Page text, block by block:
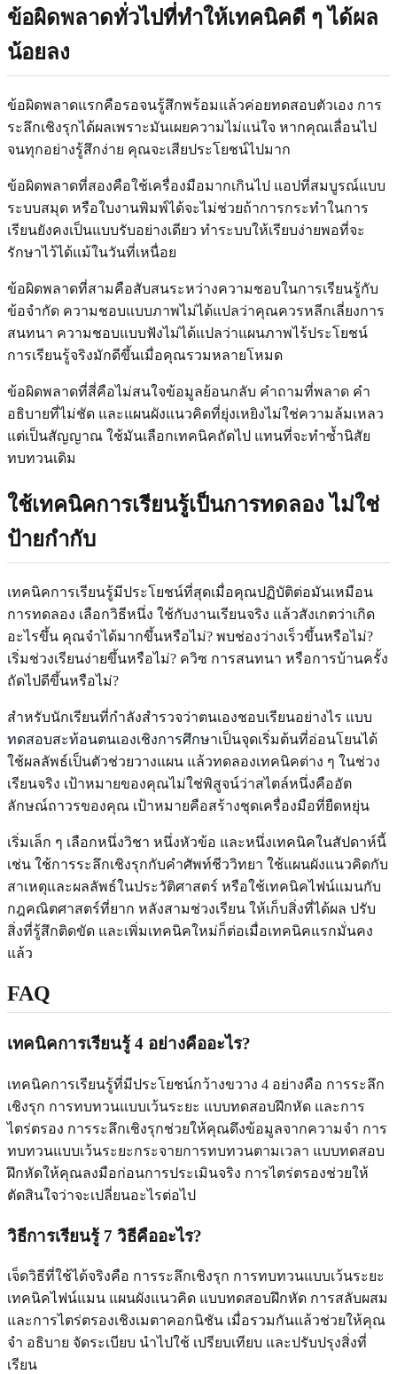
ข้อผิดพลาดทั่วไปที่ทำให้เทคนิคดี ๆ ได้ผล
น้อยลง
ข้อผิดพลาดแรกคือรอจนรู้สึกพร้อมแล้วค่อยทดสอบตัวเอง การ
ระลึกเชิงรุกได้ผลเพราะมันเผยความไม่แน่ใจ หากคุณเลื่อนไป
จนทุกอย่างรู้สึกง่าย คุณจะเสียประโยชน์ไปมาก
ข้อผิดพลาดที่สองคือใช้เครื่องมือมากเกินไป แอปที่สมบูรณ์แบบ
ระบบสมุด หรือใบงานพิมพ์ได้จะไม่ช่วยถ้าการกระทำในการ
เรียนยังคงเป็นแบบรับอย่างเดียว ทำระบบให้เรียบง่ายพอที่จะ
รักษาไว้ได้แม้ในวันที่เหนื่อย
ข้อผิดพลาดที่สามคือสับสนระหว่างความชอบในการเรียนรู้กับ
ข้อจำกัด ความชอบแบบภาพไม่ได้แปลว่าคุณควรหลีกเลี่ยงการ
สนทนา ความชอบแบบฟังไม่ได้แปลว่าแผนภาพไร้ประโยชน์
การเรียนรู้จริงมักดีขึ้นเมื่อคุณรวมหลายโหมด
ข้อผิดพลาดที่สี่คือไม่สนใจข้อมูลย้อนกลับ คำถามที่พลาด คำ
อธิบายที่ไม่ชัด และแผนผังแนวคิดที่ยุ่งเหยิงไม่ใช่ความล้มเหลว
แต่เป็นสัญญาณ ใช้มันเลือกเทคนิคถัดไป แทนที่จะทำซ้ำนิสัย
ทบทวนเดิม
ใช้เทคนิคการเรียนรู้เป็นการทดลอง ไม่ใช่
ป้ายกำกับ
เทคนิคการเรียนรู้มีประโยชน์ที่สุดเมื่อคุณปฏิบัติต่อมันเหมือน
การทดลอง เลือกวิธีหนึ่ง ใช้กับงานเรียนจริง แล้วสังเกตว่าเกิด
อะไรขึ้น คุณจำได้มากขึ้นหรือไม่? พบช่องว่างเร็วขึ้นหรือไม่?
เริ่มช่วงเรียนง่ายขึ้นหรือไม่? ควิซ การสนทนา หรือการบ้านครั้ง
ถัดไปดีขึ้นหรือไม่?
สำหรับนักเรียนที่กำลังสำรวจว่าตนเองชอบเรียนอย่างไร แบบ
ทดสอบสะท้อนตนเองเชิงการศึกษาเป็นจุดเริ่มต้นที่อ่อนโยนได้
ใช้ผลลัพธ์เป็นตัวช่วยวางแผน แล้วทดลองเทคนิคต่าง ๆ ในช่วง
เรียนจริง เป้าหมายของคุณไม่ใช่พิสูจน์ว่าสไตล์หนึ่งคืออัต
ลักษณ์ถาวรของคุณ เป้าหมายคือสร้างชุดเครื่องมือที่ยืดหยุ่น
เริ่มเล็ก ๆ เลือกหนึ่งวิชา หนึ่งหัวข้อ และหนึ่งเทคนิคในสัปดาห์นี้
เช่น ใช้การระลึกเชิงรุกกับคำศัพท์ชีววิทยา ใช้แผนผังแนวคิดกับ
สาเหตุและผลลัพธ์ในประวัติศาสตร์ หรือใช้เทคนิคไฟน์แมนกับ
กฎคณิตศาสตร์ที่ยาก หลังสามช่วงเรียน ให้เก็บสิ่งที่ได้ผล ปรับ
สิ่งที่รู้สึกติดขัด และเพิ่มเทคนิคใหม่ก็ต่อเมื่อเทคนิคแรกมั่นคง
แล้ว
FAQ
เทคนิคการเรียนรู้ 4 อย่างคืออะไร?
เทคนิคการเรียนรู้ที่มีประโยชน์กว้างขวาง 4 อย่างคือ การระลึก
เชิงรุก การทบทวนแบบเว้นระยะ แบบทดสอบฝึกหัด และการ
ไตร่ตรอง การระลึกเชิงรุกช่วยให้คุณดึงข้อมูลจากความจำ การ
ทบทวนแบบเว้นระยะกระจายการทบทวนตามเวลา แบบทดสอบ
ฝึกหัดให้คุณลงมือก่อนการประเมินจริง การไตร่ตรองช่วยให้
ตัดสินใจว่าจะเปลี่ยนอะไรต่อไป
วิธีการเรียนรู้ 7 วิธีคืออะไร?
เจ็ดวิธีที่ใช้ได้จริงคือ การระลึกเชิงรุก การทบทวนแบบเว้นระยะ
เทคนิคไฟน์แมน แผนผังแนวคิด แบบทดสอบฝึกหัด การสลับผสม
และการไตร่ตรองเชิงเมตาคอกนิชัน เมื่อรวมกันแล้วช่วยให้คุณ
จำ อธิบาย จัดระเบียบ นำไปใช้ เปรียบเทียบ และปรับปรุงสิ่งที่
เรียน